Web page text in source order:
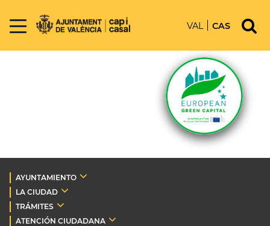
VAL CAS
AYUNTAMIENTO
LA CIUDAD
TRÁMITES
ATENCIÓN CIUDADANA